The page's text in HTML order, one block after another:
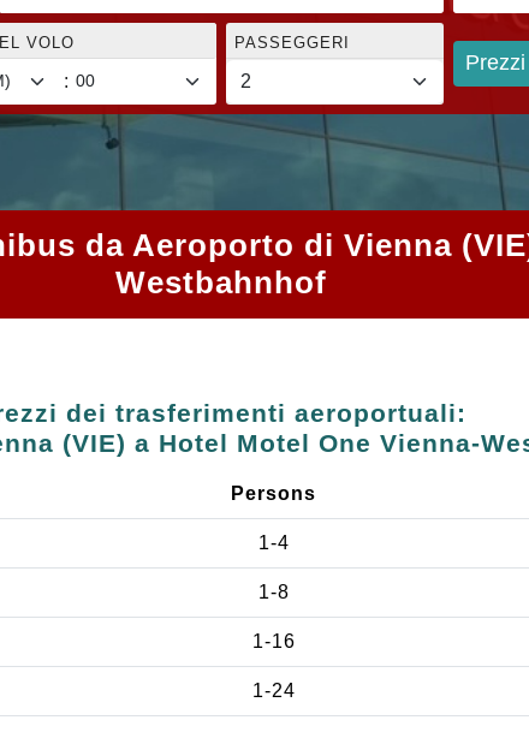
VOLO
:
PASSEGGERI
Prezzi
da Aeroporto di Vienna
Westbahnhof
dei trasferimenti aeroportuali:
(VIE) a Hotel Motel One Vienna-
Persons
1-4
1-8
1-16
1-24